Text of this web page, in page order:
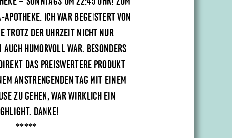
ICH WAR BEGEISTERT VON
TROTZ DER UHRZEIT NICHT NUR
AUCH HUMORVOLL WAR. BESONDERS
DAS PREISWERTERE PRODUKT
ANSTRENGENDEN TAG MIT EINEM
ZU GEHEN, WAR WIRKLICH EIN
DANKE!
*****